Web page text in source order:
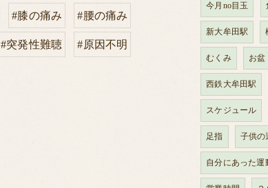
#膝の痛み #腰の痛み
#突発性難聴 #原因不明
今月no目玉
新大牟田駅
むくみ お盆
西鉄大牟田駅
スケジュール
足指 子供の
自分にあった運